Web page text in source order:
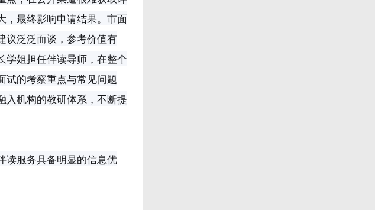
，最终影响申请结果。市面
议泛泛而谈，参考价值有
学姐担任伴读导师，在整个
试的考察重点与常见问题
入机构的教研体系，不断提
读服务具备明显的信息优